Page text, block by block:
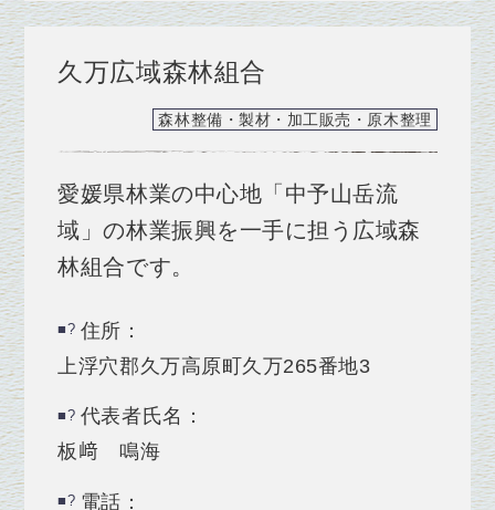
久万広域森林組合
森林整備・製材・加工販売・原木整理
愛媛県林業の中心地「中予山岳流
域」の林業振興を一手に担う広域森
林組合です。
住所：
上浮穴郡久万高原町久万265番地3
代表者氏名：
板﨑 鳴海
電話：